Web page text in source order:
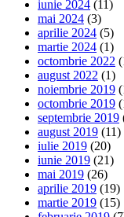
iunie 2024 (11)
mai 2024 (3)
aprilie 2024 (5)
martie 2024 (1)
octombrie 2022
august 2022 (1)
noiembrie 2019
octombrie 2019
septembrie 2019
august 2019 (11)
iulie 2019 (20)
iunie 2019 (21)
mai 2019 (26)
aprilie 2019 (19)
martie 2019 (15)